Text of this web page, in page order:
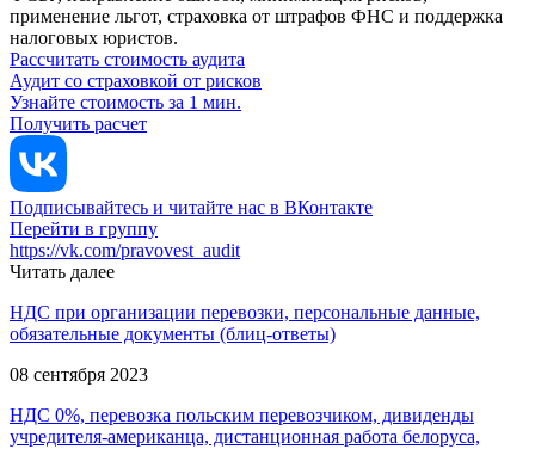
применение льгот, страховка от штрафов ФНС и поддержка
налоговых юристов.
Рассчитать стоимость аудита
Аудит со страховкой от рисков
Узнайте стоимость за 1 мин.
Получить расчет
Подписывайтесь и читайте нас в ВКонтакте
Перейти в группу
https://vk.com/pravovest_audit
Читать далее
НДС при организации перевозки, персональные данные,
обязательные документы (блиц-ответы)
08 сентября 2023
НДС 0%, перевозка польским перевозчиком, дивиденды
учредителя-американца, дистанционная работа белоруса,